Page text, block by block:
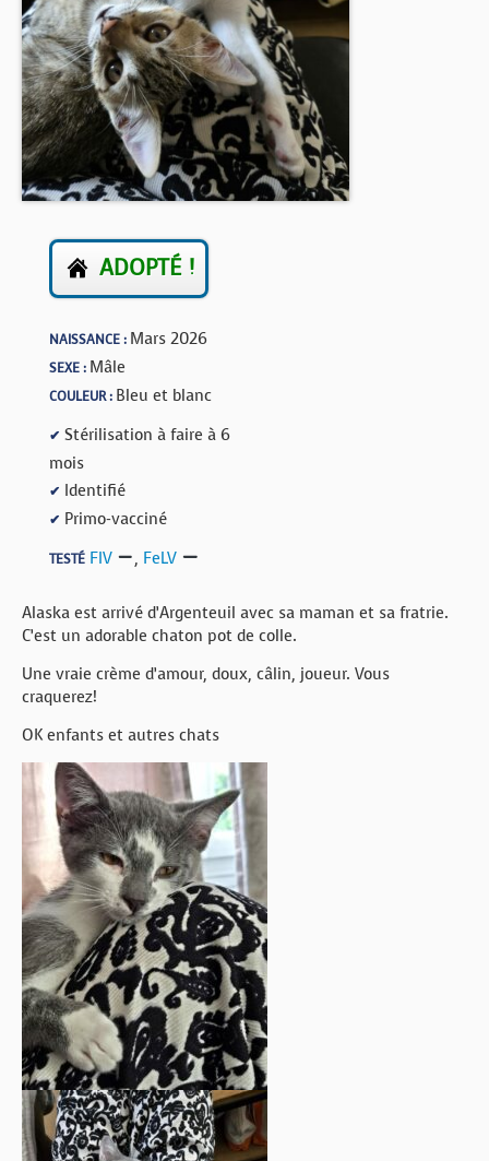
BOUTIQUE
FORUM
ADOPTÉ !
NAISSANCE : Mars 2026
SEXE : Mâle
COULEUR : Bleu et blanc
✔ Stérilisation à faire à 6
mois
✔ Identifié
✔ Primo-vacciné
TESTÉ FIV , FeLV
Alaska est arrivé d’Argenteuil avec sa maman et sa fratrie.
C’est un adorable chaton pot de colle.
Une vraie crème d’amour, doux, câlin, joueur. Vous
craquerez!
OK enfants et autres chats